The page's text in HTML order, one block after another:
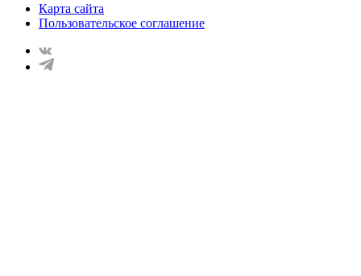
Карта сайта
Пользовательское соглашение